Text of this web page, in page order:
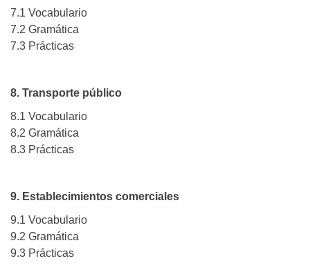
7.1 Vocabulario
7.2 Gramática
7.3 Prácticas
8. Transporte público
8.1 Vocabulario
8.2 Gramática
8.3 Prácticas
9. Establecimientos comerciales
9.1 Vocabulario
9.2 Gramática
9.3 Prácticas